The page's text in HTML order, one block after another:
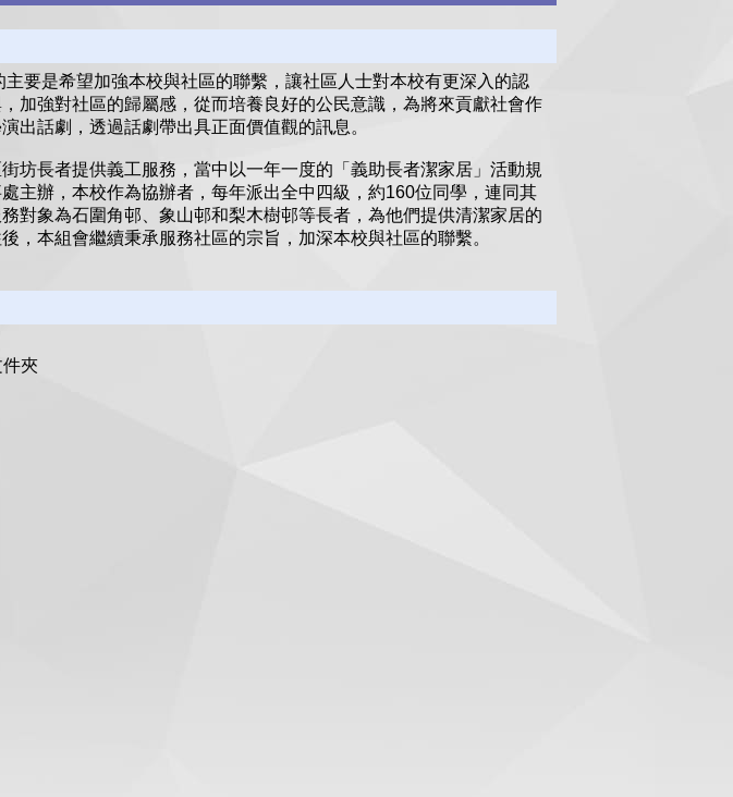
要是希望加強本校與社區的聯繫，讓社區人士對本校有更深入的認
加強對社區的歸屬感，從而培養良好的公民意識，為將來貢獻社會作
出話劇，透過話劇帶出具正面價值觀的訊息。
坊長者提供義工服務，當中以一年一度的「義助長者潔家居」活動規
主辦，本校作為協辦者，每年派出全中四級，約160位同學，連同其
對象為石圍角邨、象山邨和梨木樹邨等長者，為他們提供清潔家居的
，本組會繼續秉承服務社區的宗旨，加深本校與社區的聯繫。
夾